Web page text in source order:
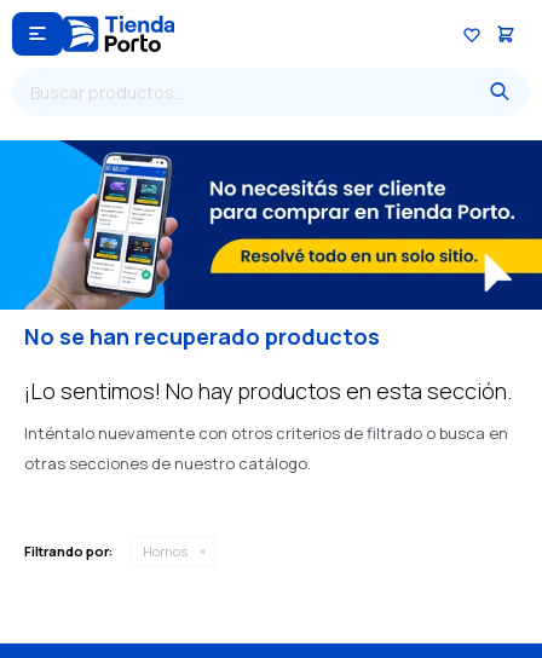

No se han recuperado productos
¡Lo sentimos! No hay productos en esta sección.
Inténtalo nuevamente con otros criterios de filtrado o busca en
otras secciones de nuestro catálogo.
Filtrando por: Hornos